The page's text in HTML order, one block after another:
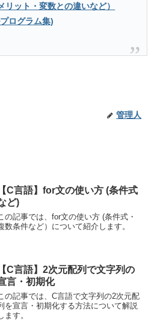
リット・変数との違いなど）
ログラム集)
管理人
【C言語】for文の使い方 (条件式
ど)
の記事では、for文の使い方 (条件式・
数条件など）について紹介します。
【C言語】2次元配列で文字列の
言・初期化
の記事では、C言語で文字列の2次元配
を宣言・初期化する方法について解説
ます。